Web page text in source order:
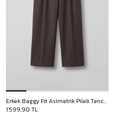
Erkek Baggy Fit Asimetrik Pileli Tencel Pantolon Kahverengi
1.599,90 TL